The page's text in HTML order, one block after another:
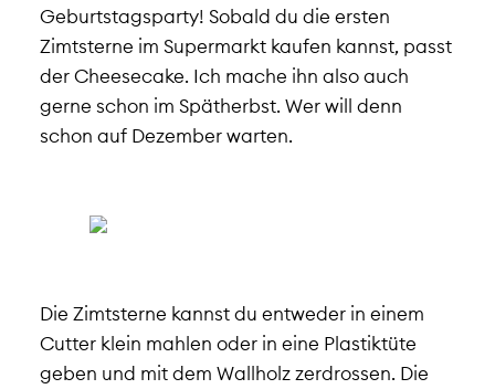
Geburtstagsparty! Sobald du die ersten
Zimtsterne im Supermarkt kaufen kannst, passt
der Cheesecake. Ich mache ihn also auch
gerne schon im Spätherbst. Wer will denn
schon auf Dezember warten.
Die Zimtsterne kannst du entweder in einem
Cutter klein mahlen oder in eine Plastiktüte
geben und mit dem Wallholz zerdrossen. Die